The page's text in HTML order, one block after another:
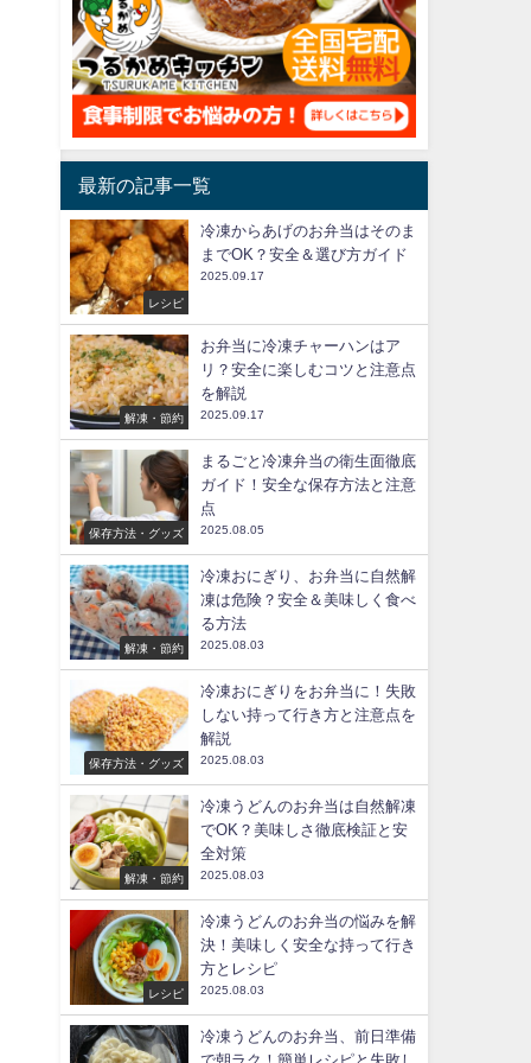
最新の記事一覧
レシピ
冷凍からあげのお弁当はそのま
までOK？安全＆選び方ガイド
2025.09.17
解凍・節約
お弁当に冷凍チャーハンはア
リ？安全に楽しむコツと注意点
を解説
2025.09.17
保存方法・グッズ
まるごと冷凍弁当の衛生面徹底
ガイド！安全な保存方法と注意
点
2025.08.05
解凍・節約
冷凍おにぎり、お弁当に自然解
凍は危険？安全＆美味しく食べ
る方法
2025.08.03
保存方法・グッズ
冷凍おにぎりをお弁当に！失敗
しない持って行き方と注意点を
解説
2025.08.03
解凍・節約
冷凍うどんのお弁当は自然解凍
でOK？美味しさ徹底検証と安
全対策
2025.08.03
レシピ
冷凍うどんのお弁当の悩みを解
決！美味しく安全な持って行き
方とレシピ
2025.08.03
冷凍うどんのお弁当、前日準備
で朝ラク！簡単レシピと失敗し